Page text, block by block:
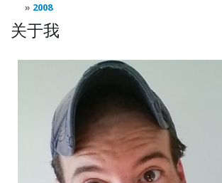
2008
关于我